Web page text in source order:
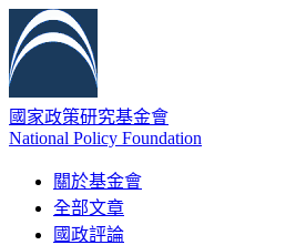
國家政策研究基金會
National Policy Foundation
關於基金會
全部文章
國政評論